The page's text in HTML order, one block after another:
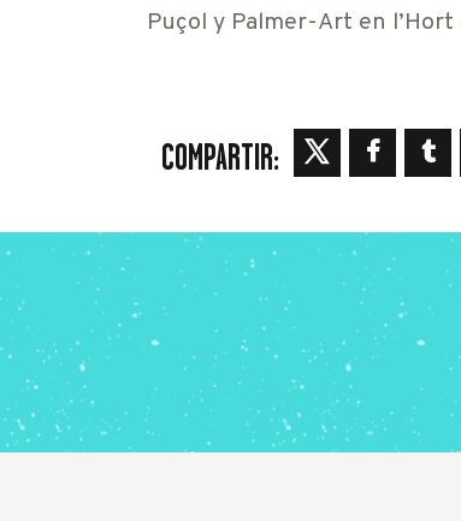
Puçol y Palmer-Art en l’Hort
COMPARTIR: